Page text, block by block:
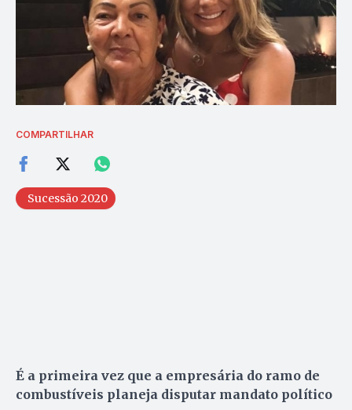
COMPARTILHAR
Sucessão 2020
É a primeira vez que a empresária do ramo de
combustíveis planeja disputar mandato político